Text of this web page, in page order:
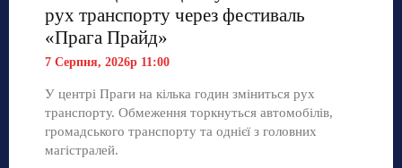
рух транспорту через фестиваль
«Прага Прайд»
7 Серпня, 2026р 11:00
У центрі Праги на кілька годин зміниться рух
транспорту. Обмеження торкнуться автомобілів,
громадського транспорту та однієї з головних
магістралей.